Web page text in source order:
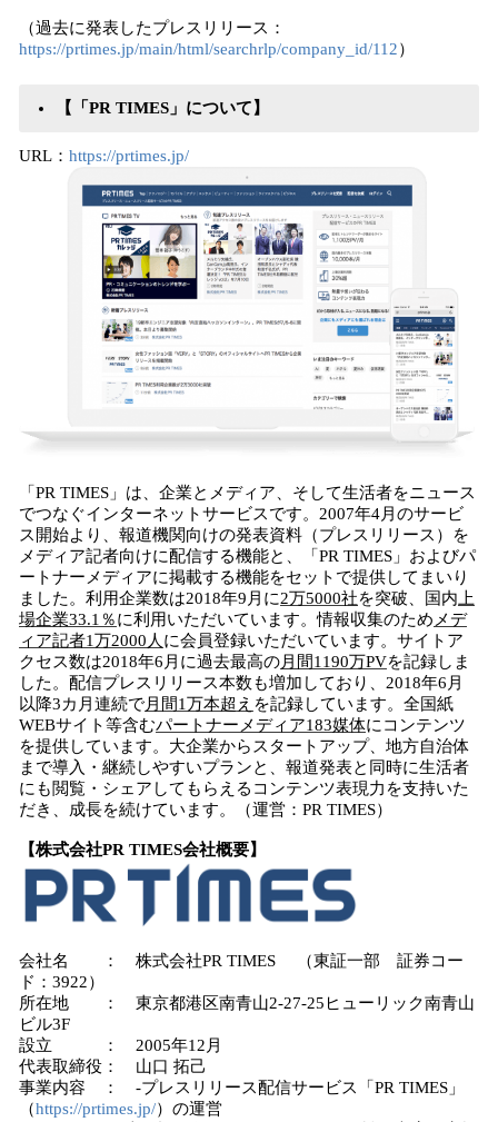
（過去に発表したプレスリリース：
https://prtimes.jp/main/html/searchrlp/company_id/112）
【「 PR TIMES 」について】
URL： https://prtimes.jp/
「PR TIMES」は、企業とメディア、そして生活者をニュース
でつなぐインターネットサービスです。2007年4月のサービ
ス開始より、報道機関向けの発表資料（プレスリリース）を
メディア記者向けに配信する機能と、「PR TIMES」およびパ
ートナーメディアに掲載する機能をセットで提供してまいり
ました。利用企業数は2018年9月に2万5000社を突破、国内 上
場企業33.1 ％に利用いただいています。情報収集のため メデ
ィア記者1万2000 人 に会員登録いただいています。サイトア
クセス数は2018年6月に過去最高の月間1190万PVを記録しま
した。配信プレスリリース本数も増加しており、2018年6月
以降3カ月連続で月間1万本超え を記録しています。全国紙
WEBサイト等含むパートナーメディア183媒体にコンテンツ
を提供しています。大企業からスタートアップ、地方自治体
まで導入・継続しやすいプランと、報道発表と同時に生活者
にも閲覧・シェアしてもらえるコンテンツ表現力を支持いた
だき、成長を続けています。（運営：PR TIMES）
【株式会社PR TIMES会社概要】
会社名 ： 株式会社PR TIMES （東証一部 証券コー
ド：3922）
所在地 ： 東京都港区南青山2-27-25ヒューリック南青山
ビル3F
設立 ： 2005年12月
代表取締役： 山口 拓己
事業内容 ： -プレスリリース配信サービス「PR TIMES」
（https://prtimes.jp/）の運営